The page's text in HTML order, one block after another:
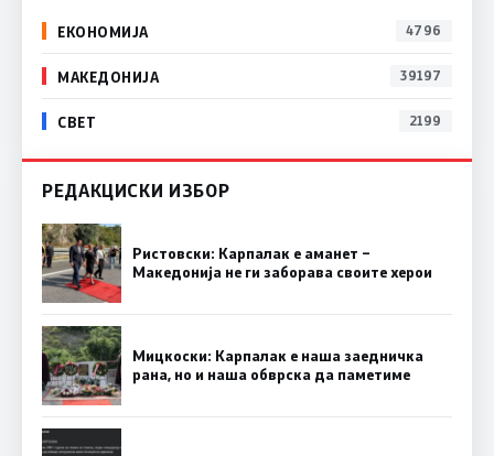
ЕКОНОМИЈА 4796
МАКЕДОНИЈА 39197
СВЕТ 2199
РЕДАКЦИСКИ ИЗБОР
Ристовски: Карпалак е аманет –
Македонија не ги заборава своите херои
Мицкоски: Карпалак е наша заедничка
рана, но и наша обврска да паметиме